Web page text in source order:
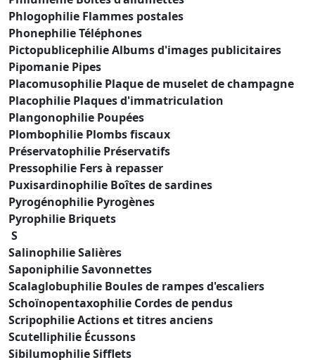
Phlogophilie Flammes postales
Phonephilie Téléphones
Pictopublicephilie Albums d'images publicitaires
Pipomanie Pipes
Placomusophilie Plaque de muselet de champagne
Placophilie Plaques d'immatriculation
Plangonophilie Poupées
Plombophilie Plombs fiscaux
Préservatophilie Préservatifs
Pressophilie Fers à repasser
Puxisardinophilie Boîtes de sardines
Pyrogénophilie Pyrogènes
Pyrophilie Briquets
S
Salinophilie Salières
Saponiphilie Savonnettes
Scalaglobuphilie Boules de rampes d'escaliers
Schoïnopentaxophilie Cordes de pendus
Scripophilie Actions et titres anciens
Scutelliphilie Écussons
Sibilumophilie Sifflets